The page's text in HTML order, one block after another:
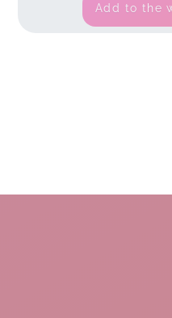
Add to the